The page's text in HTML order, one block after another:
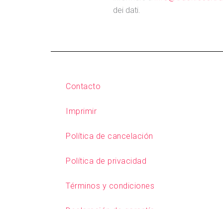
dei dati.
Contacto
Imprimir
Política de cancelación
Política de privacidad
Términos y condiciones